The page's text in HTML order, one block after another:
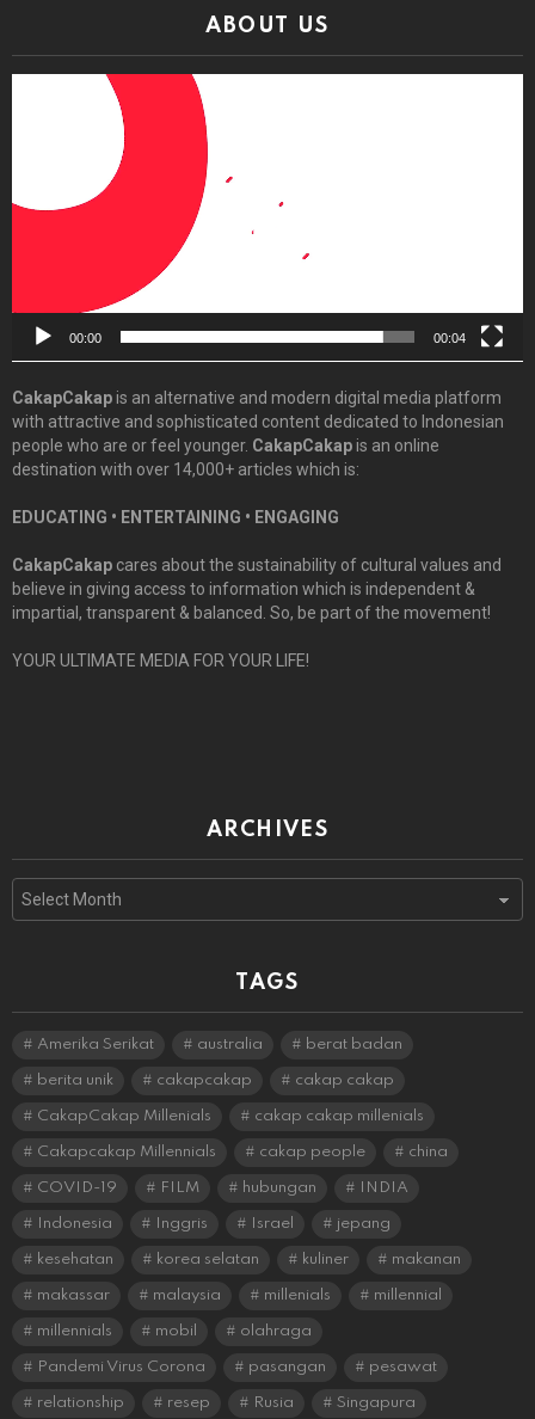
ABOUT US
00:00 00:04
CakapCakapis an alternative and modern digital media platform
with attractive and sophisticated content dedicated to Indonesian
people who are or feel younger. CakapCakapis an online
destination with over 14,000+ articles which is:
EDUCATING • ENTERTAINING • ENGAGING
CakapCakap cares about the sustainability of cultural values and
believe in giving access to information which is independent &
impartial, transparent & balanced. So, be part of the movement!
YOUR ULTIMATE MEDIA FOR YOUR LIFE!
ARCHIVES
TAGS
Amerika Serikat australia berat badan
berita unik cakapcakap cakap cakap
CakapCakap Millenials cakap cakap millenials
Cakapcakap Millennials cakap people china
COVID-19 FILM hubungan INDIA
Indonesia Inggris Israel jepang
kesehatan korea selatan kuliner makanan
makassar malaysia millenials millennial
millennials mobil olahraga
Pandemi Virus Corona pasangan pesawat
relationship resep Rusia Singapura